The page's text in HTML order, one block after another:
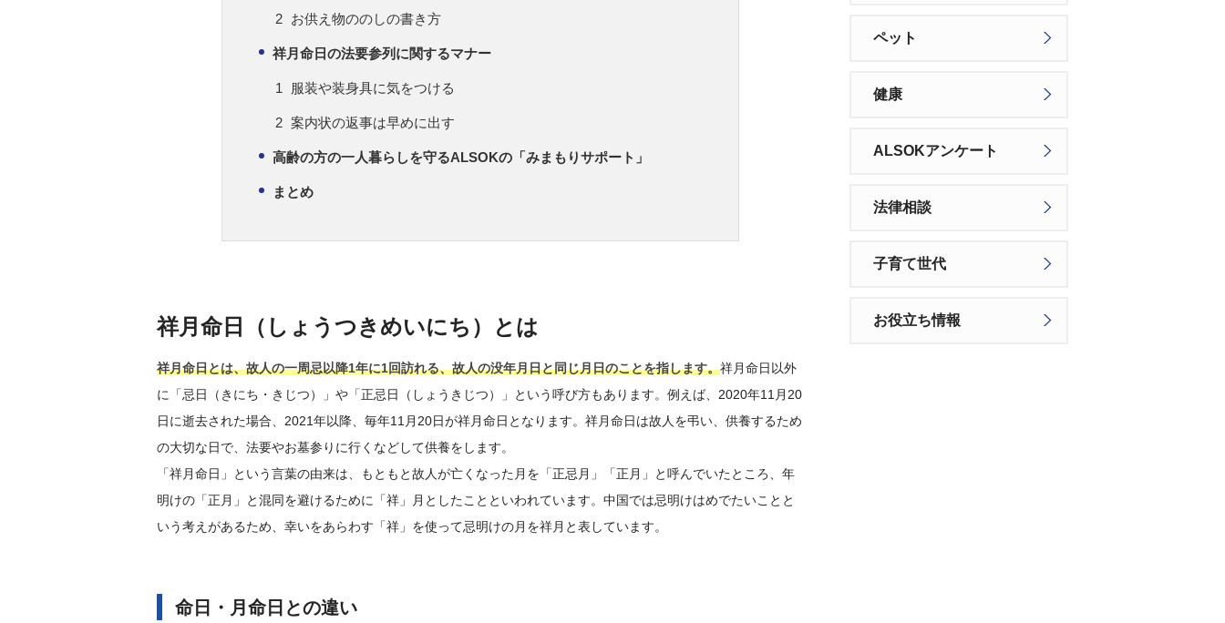
お供え物ののしの書き方
祥月命日の法要参列に関するマナー
服装や装身具に気をつける
案内状の返事は早めに出す
高齢の方の一人暮らしを守るALSOKの「みまもりサポート」
まとめ
祥月命日（しょうつきめいにち）とは
祥月命日とは、故人の一周忌以降1年に1回訪れる、故人の没年月日と同じ月日のことを指します。祥月命日以外
に「忌日（きにち・きじつ）」や「正忌日（しょうきじつ）」という呼び方もあります。例えば、2020年11月20
日に逝去された場合、2021年以降、毎年11月20日が祥月命日となります。祥月命日は故人を弔い、供養するため
の大切な日で、法要やお墓参りに行くなどして供養をします。
「祥月命日」という言葉の由来は、もともと故人が亡くなった月を「正忌月」「正月」と呼んでいたところ、年
明けの「正月」と混同を避けるために「祥」月としたことといわれています。中国では忌明けはめでたいことと
いう考えがあるため、幸いをあらわす「祥」を使って忌明けの月を祥月と表しています。
命日・月命日との違い
ペット
健康
ALSOKアンケート
法律相談
子育て世代
お役立ち情報